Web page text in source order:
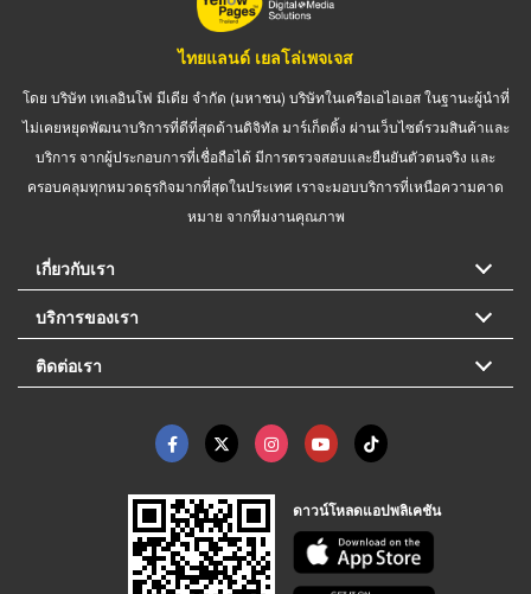
ไทยแลนด์ เยลโล่เพจเจส
โดย บริษัท เทเลอินโฟ มีเดีย จำกัด (มหาชน) บริษัทในเครือเอไอเอส ในฐานะผู้นำที่
ไม่เคยหยุดพัฒนาบริการที่ดีที่สุดด้านดิจิทัล มาร์เก็ตติ้ง ผ่านเว็บไซต์รวมสินค้าและ
บริการ จากผู้ประกอบการที่เชื่อถือได้ มีการตรวจสอบและยืนยันตัวตนจริง และ
ครอบคลุมทุกหมวดธุรกิจมากที่สุดในประเทศ เราจะมอบบริการที่เหนือความคาด
หมาย จากทีมงานคุณภาพ
เกี่ยวกับเรา
บริการของเรา
ติดต่อเรา
ดาวน์โหลดแอปพลิเคชัน